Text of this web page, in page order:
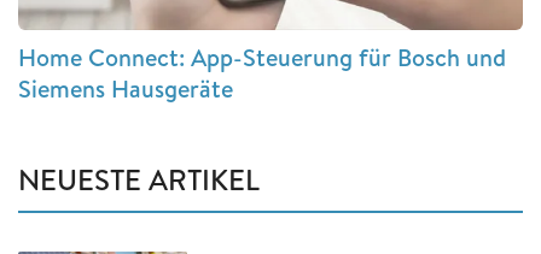
Home Connect: App-Steuerung für Bosch und
Siemens Hausgeräte
NEUESTE ARTIKEL